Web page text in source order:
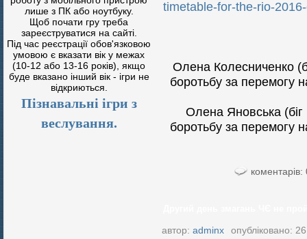
лише з ПК або ноутбуку.
Щоб почати гру треба
зареєструватися на сайті.
Під час реєстрації обов'язковою
умовою є вказати вік у межах
(10-12 або 13-16 років), якщо
буде вказано інший вік - ігри не
відкриються.
Пізнавальні ігри з
веслування.
timetable-for-the-rio-
Олена Колесниченко
боротьбу за перемогу
Олена Яновська (біг
боротьбу за перемогу
коментарів:
автор: adminx опубліковано: